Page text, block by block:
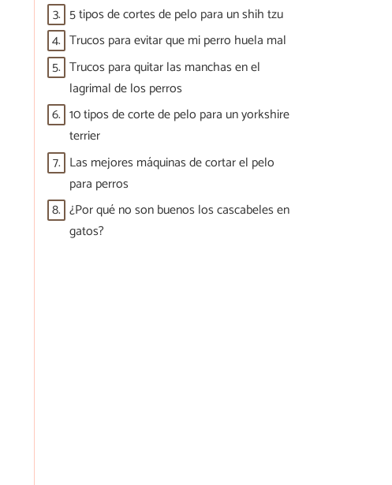
3. 5 tipos de cortes de pelo para un shih tzu
4. Trucos para evitar que mi perro huela mal
5. Trucos para quitar las manchas en el
lagrimal de los perros
6. 10 tipos de corte de pelo para un yorkshire
terrier
7. Las mejores máquinas de cortar el pelo
para perros
8. ¿Por qué no son buenos los cascabeles en
gatos?